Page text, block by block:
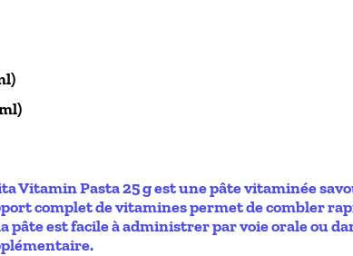
Vitamin Pasta 25 g est une pâte vitaminée
complet de vitamines permet de combler
pâte est facile à administrer par voie orale ou